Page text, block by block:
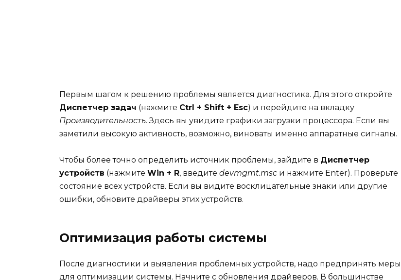
Первым шагом к решению проблемы является диагностика. Для этого откройте
Диспетчер задач (нажмите Ctrl + Shift + Esc) и перейдите на вкладку
Производительность. Здесь вы увидите графики загрузки процессора. Если вы
заметили высокую активность, возможно, виноваты именно аппаратные сигналы.
Чтобы более точно определить источник проблемы, зайдите в Диспетчер
устройств (нажмите Win + R, введите devmgmt.msc и нажмите Enter). Проверьте
состояние всех устройств. Если вы видите восклицательные знаки или другие
ошибки, обновите драйверы этих устройств.
Оптимизация работы системы
После диагностики и выявления проблемных устройств, надо предпринять меры
для оптимизации системы. Начните с обновления драйверов. В большинстве